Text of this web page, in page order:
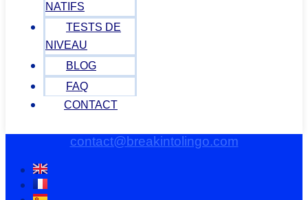
NATIFS
TESTS DE
NIVEAU
BLOG
FAQ
CONTACT
contact@breakintolingo.com